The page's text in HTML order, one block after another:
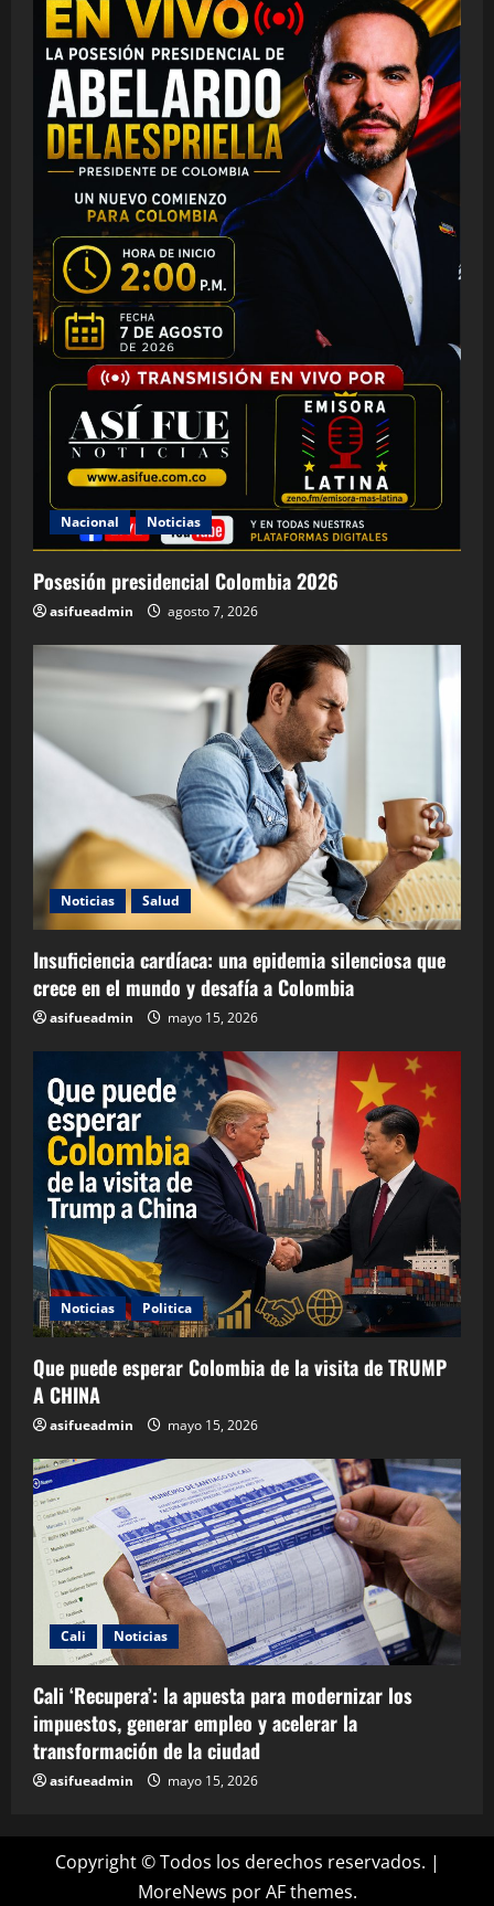
Nacional Noticias
Posesión presidencial Colombia 2026
asifueadmin agosto 7, 2026
Noticias Salud
Insuficiencia cardíaca: una epidemia silenciosa que
crece en el mundo y desafía a Colombia
asifueadmin mayo 15, 2026
Noticias Politica
Que puede esperar Colombia de la visita de TRUMP
A CHINA
asifueadmin mayo 15, 2026
Cali Noticias
Cali ‘Recupera’: la apuesta para modernizar los
impuestos, generar empleo y acelerar la
transformación de la ciudad
asifueadmin mayo 15, 2026
Copyright © Todos los derechos reservados. |
MoreNews por AF themes.